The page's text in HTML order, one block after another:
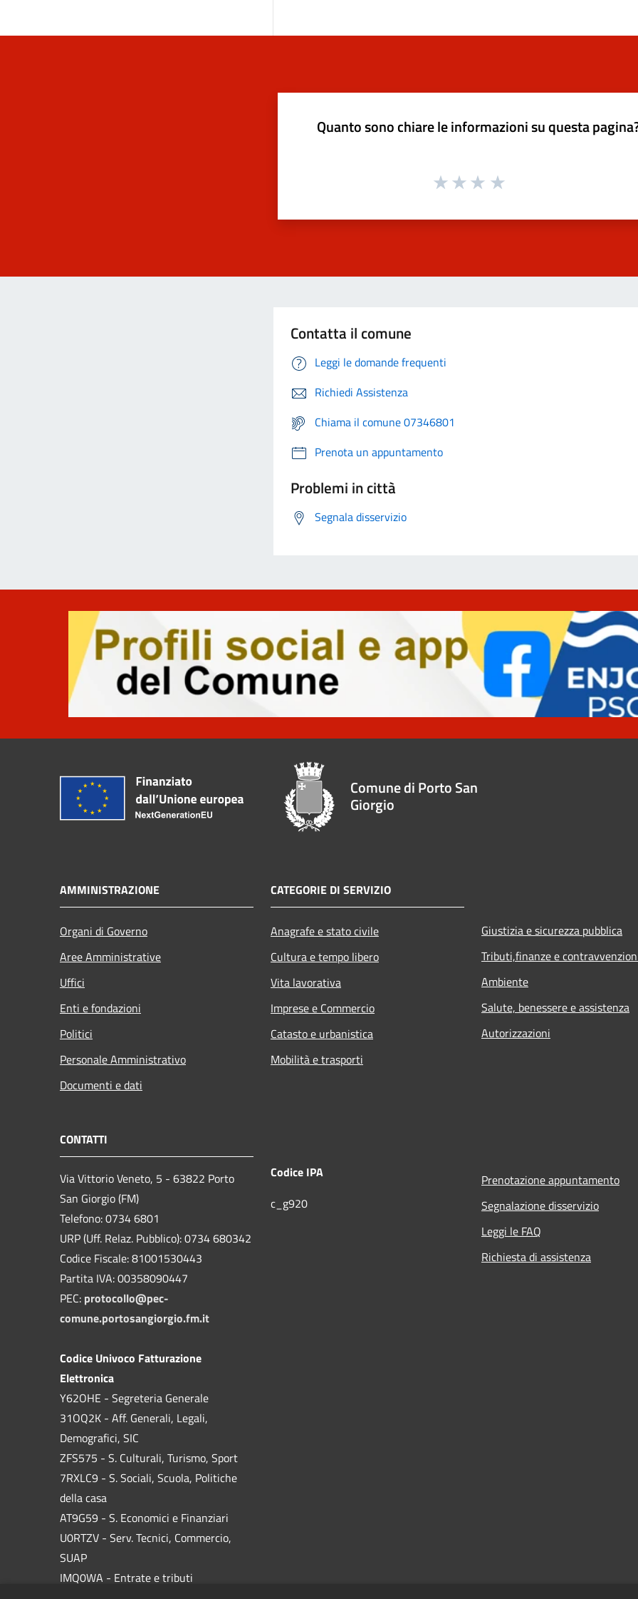
Quanto sono chiare le informazioni su questa
Contatta il comune
Leggi le domande frequenti
Richiedi Assistenza
Chiama il comune 07346801
Prenota un appuntamento
Problemi in città
Segnala disservizio
Comune di Porto San
Giorgio
AMMINISTRAZIONE
Organi di Governo
Aree Amministrative
Uffici
Enti e fondazioni
Politici
Personale Amministrativo
Documenti e dati
CATEGORIE DI SERVIZIO
Anagrafe e stato civile
Cultura e tempo libero
Vita lavorativa
Imprese e Commercio
Catasto e urbanistica
Mobilità e trasporti
Giustizia e sicurezza pubblica
Tributi,finanze e
Ambiente
Salute, benessere e assistenza
Autorizzazioni
CONTATTI
Via Vittorio Veneto, 5 - 63822 Porto
San Giorgio (FM)
Telefono: 0734 6801
URP (Uff. Relaz. Pubblico): 0734 680342
Codice Fiscale: 81001530443
Partita IVA: 00358090447
PEC: protocollo@pec-
comune.portosangiorgio.fm.it
Codice Univoco Fatturazione
Elettronica
Y62OHE - Segreteria Generale
31OQ2K - Aff. Generali, Legali,
Demografici, SIC
ZFS575 - S. Culturali, Turismo, Sport
7RXLC9 - S. Sociali, Scuola, Politiche
della casa
AT9G59 - S. Economici e Finanziari
U0RTZV - Serv. Tecnici, Commercio,
SUAP
IMQ0WA - Entrate e tributi
Codice IPA
c_g920
Prenotazione appuntamento
Segnalazione disservizio
Leggi le FAQ
Richiesta di assistenza